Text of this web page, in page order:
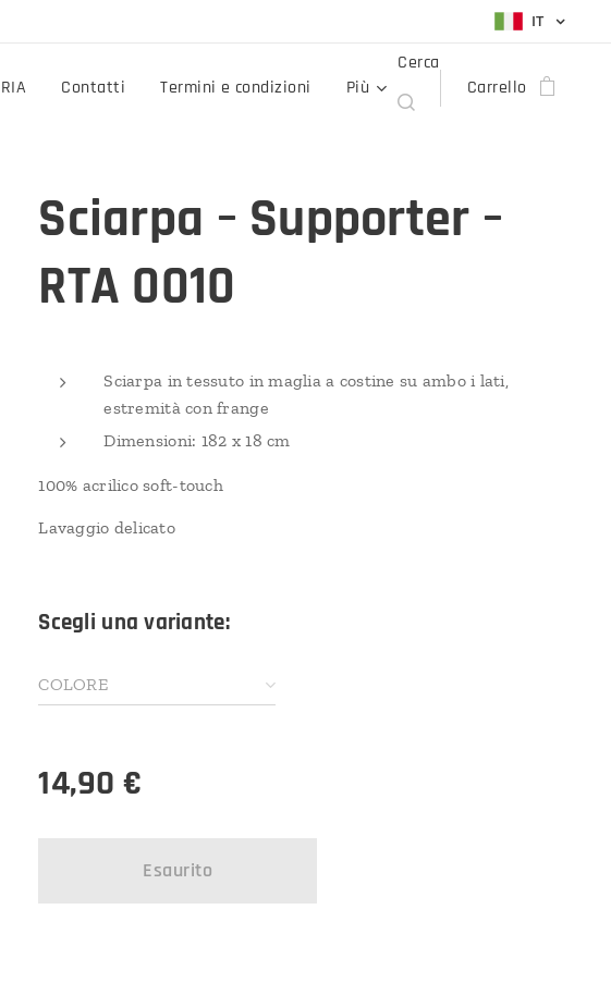
IT
Contatti Termini e condizioni Più
Cerca
Carrello
Sciarpa – Supporter –
RTA 0010
Sciarpa in tessuto in maglia a costine su ambo i lati,
estremità con frange
Dimensioni: 182 x 18 cm
100% acrilico soft-touch
Lavaggio delicato
Scegli una variante:
COLORE
14,90 €
Esaurito